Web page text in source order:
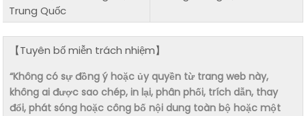
Trung Quốc
【Tuyên bố miễn trách nhiệm】
“Không có sự đồng ý hoặc ủy quyền từ trang web này,
không ai được sao chép, in lại, phân phối, trích dẫn, thay
đổi, phát sóng hoặc công bố nội dung toàn bộ hoặc một